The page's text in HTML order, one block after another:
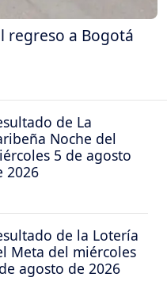
regreso a Bogotá
de La
Noche del
5 de agosto
2026
de la Lotería
Meta del miércoles
agosto de 2026